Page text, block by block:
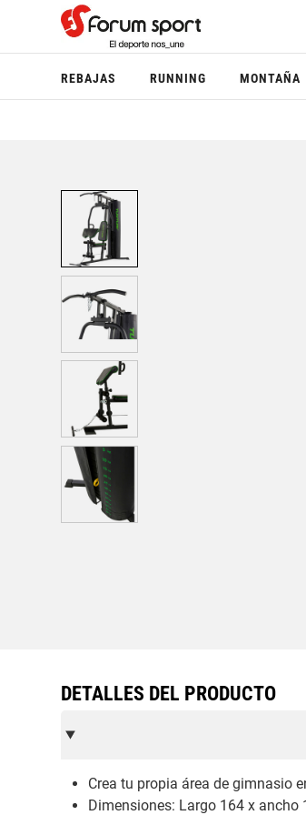
REBAJAS RUNNING MONTAÑA
DETALLES DEL PRODUCTO
Crea tu propia área de gimnasio
Dimensiones: Largo 164 x